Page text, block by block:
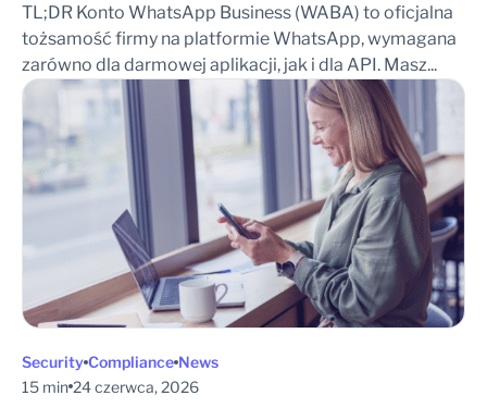
TL;DR Konto WhatsApp Business (WABA) to oficjalna
tożsamość firmy na platformie WhatsApp, wymagana
zarówno dla darmowej aplikacji, jak i dla API. Masz...
Security Compliance News
15 min 24 czerwca, 2026